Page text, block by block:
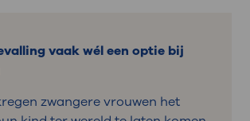
vaak wél een optie bij
zwangere vrouwen het